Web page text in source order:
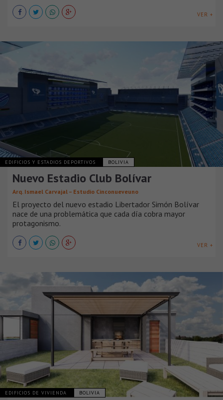
VER +
EDIFICIOS Y ESTADIOS DEPORTIVOS BOLIVIA
Nuevo Estadio Club Bolívar
Arq. Ismael Carvajal – Estudio Cinconueveuno
El proyecto del nuevo estadio Libertador Simón Bolívar
nace de una problemática que cada día cobra mayor
protagonismo.
VER +
EDIFICIOS DE VIVIENDA BOLIVIA